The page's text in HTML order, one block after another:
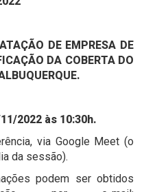
DE EMPRESA DE
DA COBERTA DO
2022 às 10:30h.
via Google Meet (o
da sessão).
podem ser obtidos